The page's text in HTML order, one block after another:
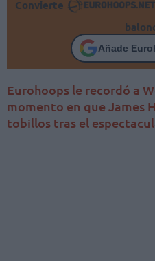
Convierte
Añade
Eurohoops le recordó a
momento en que James
tobillos tras el